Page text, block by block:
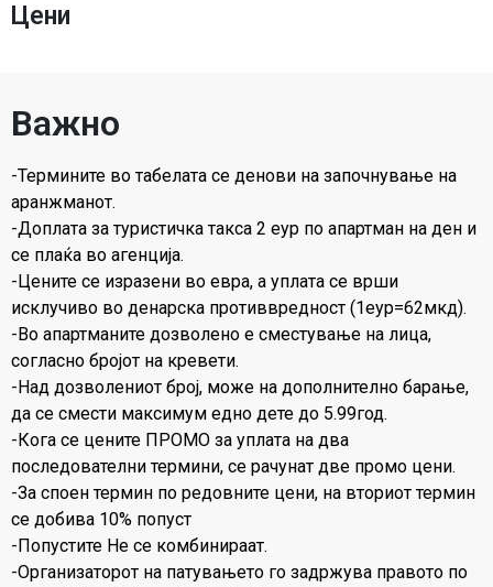
Цени
Важно
-Термините во табелата се денови на започнување на
аранжманот.
-Доплата за туристичка такса 2 еур по апартман на ден и
се плаќа во агенција.
-Цените се изразени во евра, а уплата се врши
исклучиво во денарска противвредност (1еур=62мкд).
-Во апартманите дозволено е сместување на лица,
согласно бројот на кревети.
-Над дозволениот број, може на дополнително барање,
да се смести максимум едно дете до 5.99год.
-Кога се цените ПРОМО за уплата на два
последователни термини, се рачунат две промо цени.
-За споен термин по редовните цени, на вториот термин
се добива 10% попуст
-Попустите Не се комбинираат.
-Организаторот на патувањето го задржува правото по